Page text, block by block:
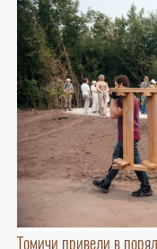
Томичи привели в